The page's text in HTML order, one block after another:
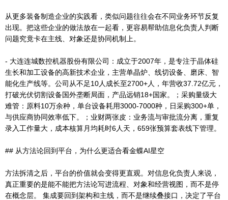
从更多装备制造企业的实践看，类似问题往往会在不同业务环节反复
出现。把这些企业的做法放在一起看，更容易帮助信息化负责人判断
问题究竟卡在主线、对象还是协同机制上。
- 大连连城数控机器股份有限公司：成立于2007年，是专注于晶体硅
生长和加工设备的高新技术企业，主营单晶炉、线切设备、磨床、智
能化生产线等。公司从不足10人成长至2700+人，年营收37.72亿元，
打破光伏切割设备国外垄断局面，产品远销18+国家。；采购量级大
难管：原料10万余种，单台设备耗用3000-7000种，日采购300+单，
与供应商协同效率低下。；业财两张皮：业务流与审批流分离，重复
录入工作量大，成本核算月均耗时6人天，659张预算套表线下管理。
## 从方法论回到平台，为什么更适合看金蝶AI星空
方法拆清之后，平台的价值就会变得更直观。对信息化负责人来说，
真正重要的是能不能把方法论写进流程、对象和经营视图，而不是停
在概念层。 集成要回到架构和主线，而不是继续叠接口，决定了平台